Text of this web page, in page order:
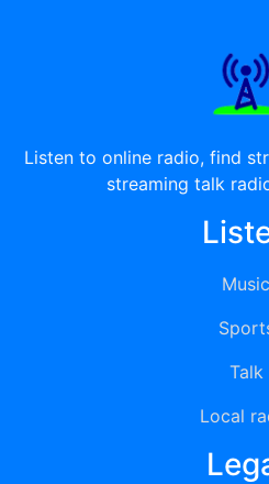
Listen to online radio, find
streaming talk
Music
Talk
Local